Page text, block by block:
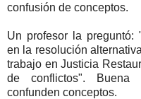
confusión de conceptos.
Un profesor la preguntó:
en la resolución
trabajo en Justicia
de conflictos". Buena
confunden conceptos.